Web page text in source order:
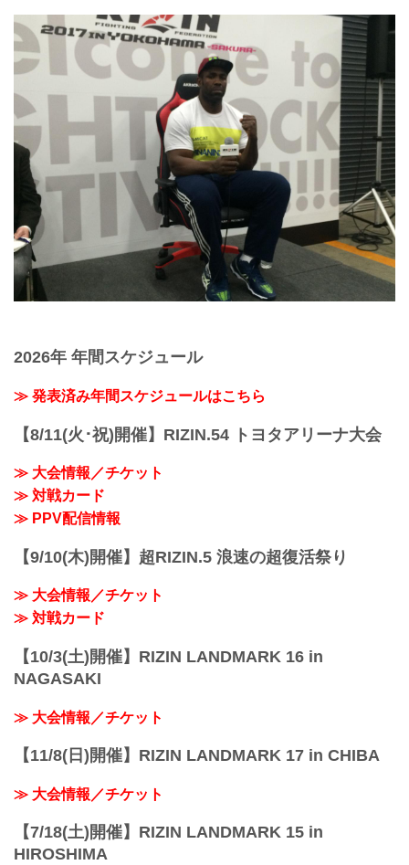
2026年 年間スケジュール
≫ 発表済み年間スケジュールはこちら
【8/11(火･祝)開催】RIZIN.54 トヨタアリーナ大会
≫ 大会情報／チケット
≫ 対戦カード
≫ PPV配信情報
【9/10(木)開催】超RIZIN.5 浪速の超復活祭り
≫ 大会情報／チケット
≫ 対戦カード
【10/3(土)開催】RIZIN LANDMARK 16 in
NAGASAKI
≫ 大会情報／チケット
【11/8(日)開催】RIZIN LANDMARK 17 in CHIBA
≫ 大会情報／チケット
【7/18(土)開催】RIZIN LANDMARK 15 in
HIROSHIMA